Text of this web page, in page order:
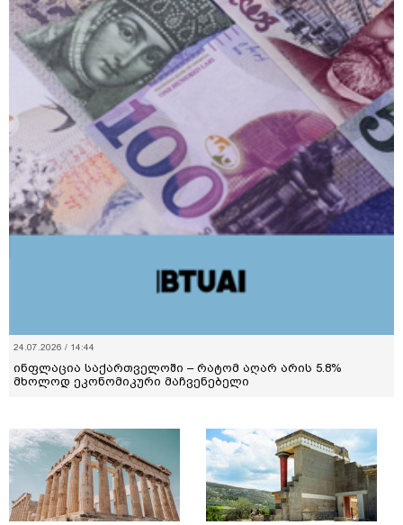
24.07.2026 / 14:44
ინფლაცია საქართველოში – რატომ აღარ არის 5.8%
მხოლოდ ეკონომიკური მაჩვენებელი